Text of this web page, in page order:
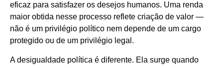
eficaz para satisfazer os desejos humanos. Uma renda
maior obtida nesse processo reflete criação de valor —
não é um privilégio político nem depende de um cargo
protegido ou de um privilégio legal.
A desigualdade política é diferente. Ela surge quando